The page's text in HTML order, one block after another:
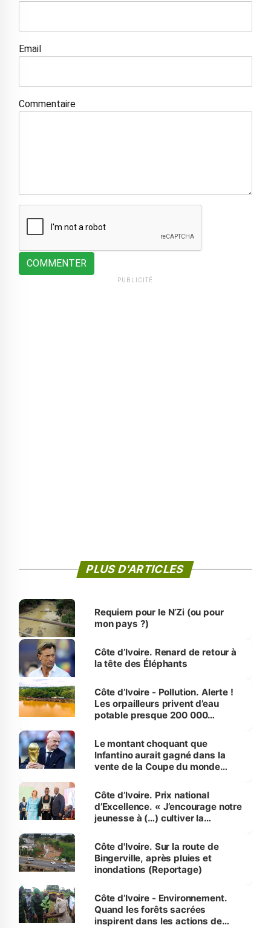
Email
Commentaire
COMMENTER
PUBLICITÉ
PLUS D'ARTICLES
Requiem pour le N’Zi (ou pour
mon pays ?)
Côte d’Ivoire. Renard de retour à
la tête des Éléphants
Côte d’Ivoire - Pollution. Alerte !
Les orpailleurs privent d’eau
potable presque 200 000
Le montant choquant que
Infantino aurait gagné dans la
vente de la Coupe du monde
Côte d’Ivoire. Prix national
d’Excellence. « J’encourage notre
jeunesse à (…) cultiver la
(Alassane Ouattara
Côte d'Ivoire. Sur la route de
Bingerville, après pluies et
inondations (Reportage)
Côte d’Ivoire - Environnement.
Quand les forêts sacrées
inspirent dans les actions de